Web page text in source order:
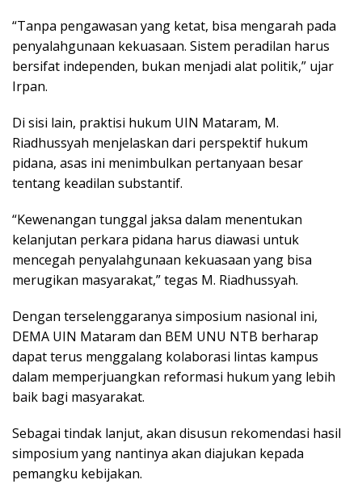
“Tanpa pengawasan yang ketat, bisa mengarah pada
penyalahgunaan kekuasaan. Sistem peradilan harus
bersifat independen, bukan menjadi alat politik,” ujar
Irpan.
Di sisi lain, praktisi hukum UIN Mataram, M.
Riadhussyah menjelaskan dari perspektif hukum
pidana, asas ini menimbulkan pertanyaan besar
tentang keadilan substantif.
“Kewenangan tunggal jaksa dalam menentukan
kelanjutan perkara pidana harus diawasi untuk
mencegah penyalahgunaan kekuasaan yang bisa
merugikan masyarakat,” tegas M. Riadhussyah.
Dengan terselenggaranya simposium nasional ini,
DEMA UIN Mataram dan BEM UNU NTB berharap
dapat terus menggalang kolaborasi lintas kampus
dalam memperjuangkan reformasi hukum yang lebih
baik bagi masyarakat.
Sebagai tindak lanjut, akan disusun rekomendasi hasil
simposium yang nantinya akan diajukan kepada
pemangku kebijakan.